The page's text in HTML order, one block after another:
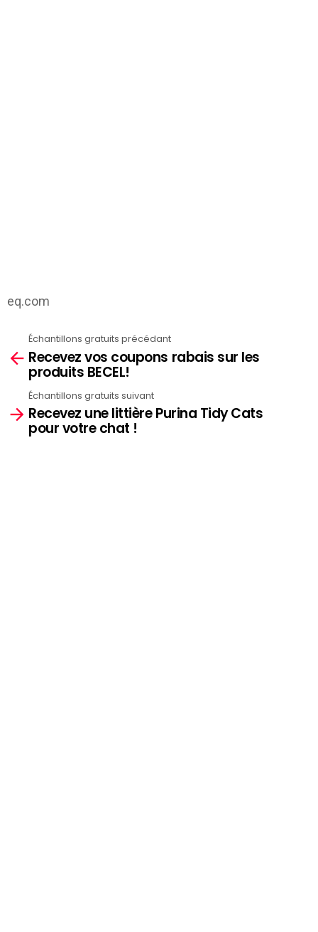
eq.com
See
more
Échantillons gratuits précédant
Recevez vos coupons rabais sur les
produits BECEL!
Échantillons gratuits suivant
Recevez une littière Purina Tidy Cats
pour votre chat !